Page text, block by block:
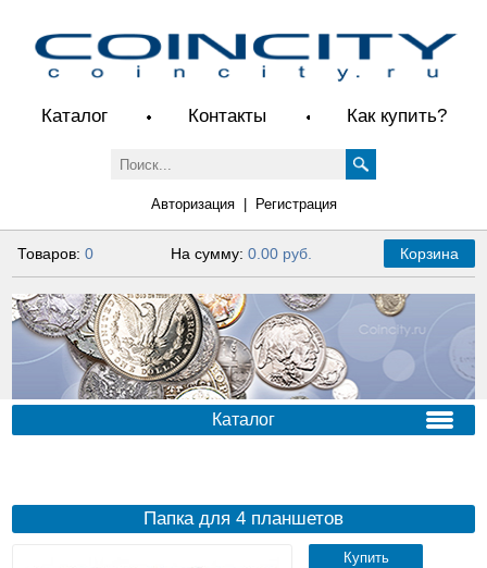
Каталог Контакты Как купить?
Авторизация| Регистрация
Товаров:0 На сумму: 0.00 руб. Корзина
Каталог
Папка для 4 планшетов
Купить